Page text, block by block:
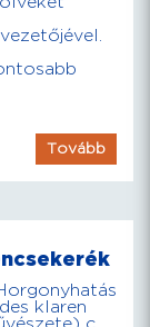
Tovább
klaren